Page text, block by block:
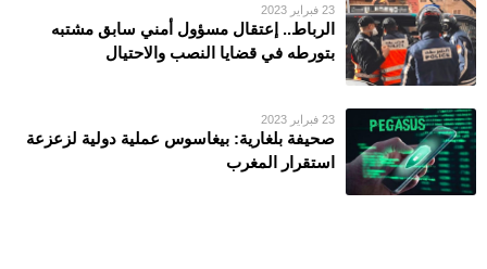
23 فبراير 2023
الرباط.. إعتقال مسؤول أمني سابق مشتبه
بتورطه في قضايا النصب والاحتيال
23 فبراير 2023
صحيفة بلغارية: بيغاسوس عملية دولية لزعزعة
استقرار المغرب